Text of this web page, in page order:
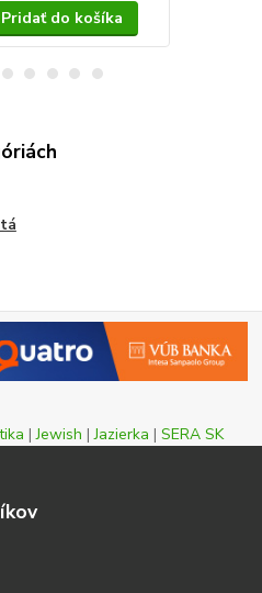
Pridať do košíka
|Jewish |Jazierka | SERA SK